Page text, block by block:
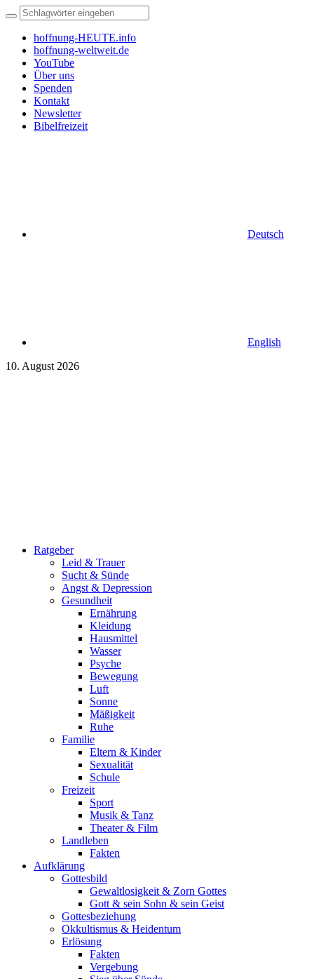
hoffnung-HEUTE.info
hoffnung-weltweit.de
YouTube
Über uns
Spenden
Kontakt
Newsletter
Bibelfreizeit
Deutsch
English
10. August 2026
Ratgeber
Leid & Trauer
Sucht & Sünde
Angst & Depression
Gesundheit
Ernährung
Kleidung
Hausmittel
Wasser
Psyche
Bewegung
Luft
Sonne
Mäßigkeit
Ruhe
Familie
Eltern & Kinder
Sexualität
Schule
Freizeit
Sport
Musik & Tanz
Theater & Film
Landleben
Fakten
Aufklärung
Gottesbild
Gewaltlosigkeit & Zorn Gottes
Gott & sein Sohn & sein Geist
Gottesbeziehung
Okkultismus & Heidentum
Erlösung
Fakten
Vergebung